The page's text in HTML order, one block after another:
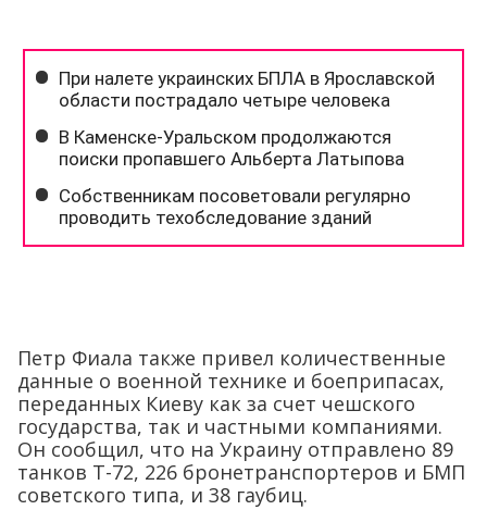
Петр Фиала также привел количественные
данные о военной технике и боеприпасах,
переданных Киеву как за счет чешского
государства, так и частными компаниями.
Он сообщил, что на Украину отправлено 89
танков Т-72, 226 бронетранспортеров и БМП
советского типа, и 38 гаубиц.